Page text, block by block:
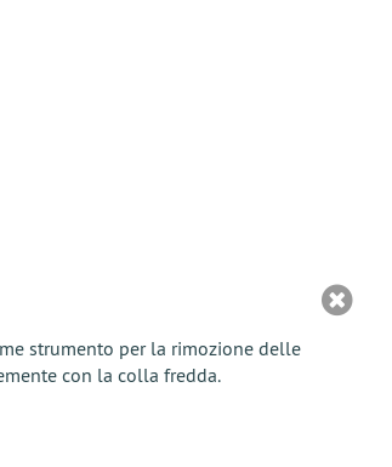
strumento per la rimozione delle
con la colla fredda.